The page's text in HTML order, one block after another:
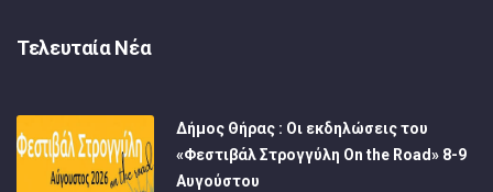
Τελευταία Νέα
Δήμος Θήρας : Οι εκδηλώσεις του
«Φεστιβάλ Στρογγύλη On the Road» 8-9
Αυγούστου